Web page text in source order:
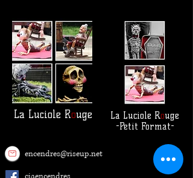
La Luciole Rouge
-Petit Format-
La Luciole Rouge
encendres@riseup.net